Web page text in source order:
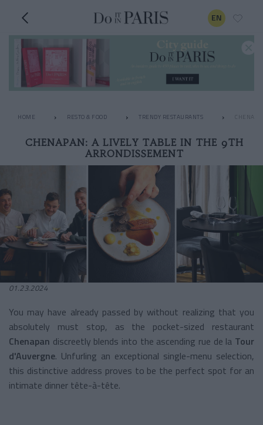
EN
HOME RESTO & FOOD TRENDY RESTAURANTS
CHENAPAN: A LIVELY TABLE IN THE 9TH
ARRONDISSEMENT
01.23.2024
You may have already passed by without realizing that you
absolutely must stop, as the pocket-sized restaurant
Chenapan discreetly blends into the ascending rue de la Tour
d'Auvergne. Unfurling an exceptional single-menu selection,
this distinctive address proves to be the perfect spot for an
intimate dinner tête-à-tête.